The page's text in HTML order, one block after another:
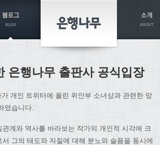
은행나무 출판사 공식입장
개인 트위터에 올린 위안부 소녀상과 관련한 망
였습니다.
계와 역사를 바라보는 작가의 개인적 시각에 크
그의 태도와 자질에 대해 분노와 슬픔을 동시에